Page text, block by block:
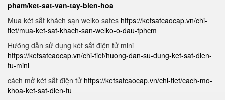
pham/ket-sat-van-tay-bien-hoa
Mua két sắt khách sạn welko safes https://ketsatcaocap.vn/chi-
tiet/mua-ket-sat-khach-san-welko-o-dau-tphcm
Hướng dẫn sử dụng két sắt điện tử mini
https://ketsatcaocap.vn/chi-tiet/huong-dan-su-dung-ket-sat-dien-
tu-mini
cách mở két sắt điện tử https://ketsatcaocap.vn/chi-tiet/cach-mo-
khoa-ket-sat-dien-tu